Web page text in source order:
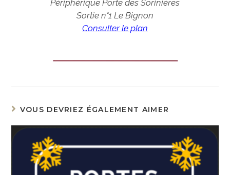
Périphérique Porte des Sorinières
Sortie n°1 Le Bignon
Consulter le plan
VOUS DEVRIEZ ÉGALEMENT AIMER